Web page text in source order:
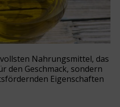
Nahrungsmittel, das
den Geschmack, sondern
Eigenschaften